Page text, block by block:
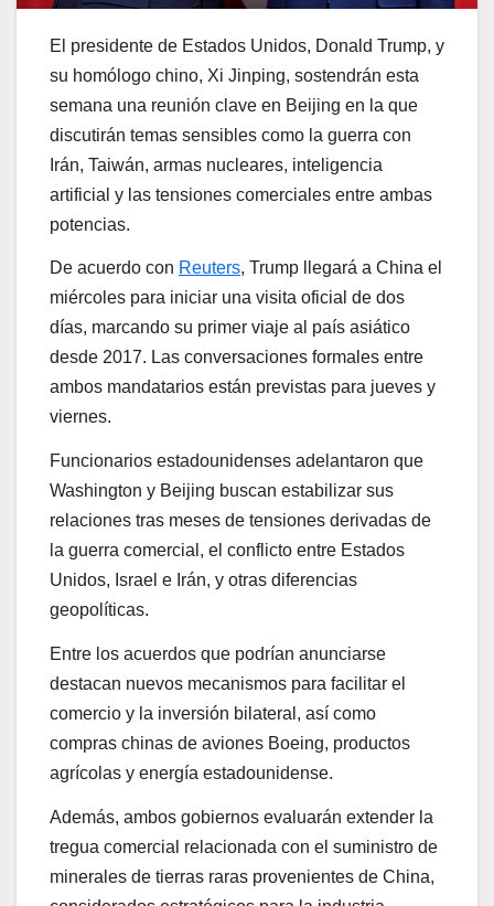
El presidente de Estados Unidos, Donald Trump, y
su homólogo chino, Xi Jinping, sostendrán esta
semana una reunión clave en Beijing en la que
discutirán temas sensibles como la guerra con
Irán, Taiwán, armas nucleares, inteligencia
artificial y las tensiones comerciales entre ambas
potencias.
De acuerdo con Reuters, Trump llegará a China el
miércoles para iniciar una visita oficial de dos
días, marcando su primer viaje al país asiático
desde 2017. Las conversaciones formales entre
ambos mandatarios están previstas para jueves y
viernes.
Funcionarios estadounidenses adelantaron que
Washington y Beijing buscan estabilizar sus
relaciones tras meses de tensiones derivadas de
la guerra comercial, el conflicto entre Estados
Unidos, Israel e Irán, y otras diferencias
geopolíticas.
Entre los acuerdos que podrían anunciarse
destacan nuevos mecanismos para facilitar el
comercio y la inversión bilateral, así como
compras chinas de aviones Boeing, productos
agrícolas y energía estadounidense.
Además, ambos gobiernos evaluarán extender la
tregua comercial relacionada con el suministro de
minerales de tierras raras provenientes de China,